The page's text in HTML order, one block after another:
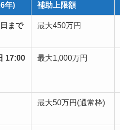
年) 補助上限額
まで 最大450万円
17:00 最大1,000万円
最大50万円(通常枠)